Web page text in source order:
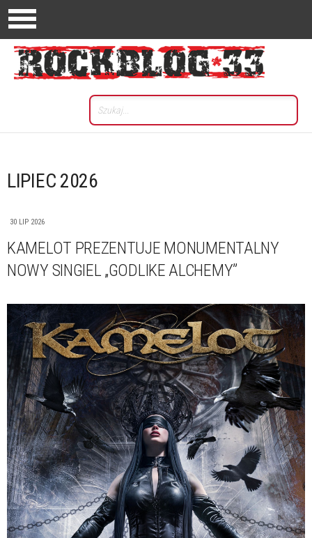
LIPIEC 2026
30 LIP 2026
KAMELOT PREZENTUJE MONUMENTALNY
NOWY SINGIEL „GODLIKE ALCHEMY”